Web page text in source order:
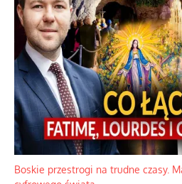
Papieskie innowacje w tradycyjnym
Gorący dylemat medytacji nad